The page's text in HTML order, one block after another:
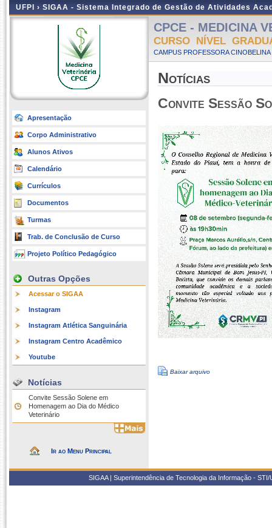
UFPI › SIGAA - Sistema Integrado de Gestão de Atividades
Apresentação
Corpo Administrativo
Alunos Ativos
Calendário
Currículos
Documentos
Turmas
Trab. de Conclusão de Curso
Projeto Político Pedagógico
Outras Opções
Acessar o SIGAA
Instagram
Instagram Atlética Sanguinária
Instagram Centro Acadêmico
Youtube
Notícias
Convite Sessão Solene em
Homenagem ao Dia do Médico
Veterinário
Ir ao Menu Principal
CPCE - MEDICINA
CURSO NÍVEL
CAMPUS PROFESSORA CINOBELINA
Notícias
Convite Sessão
Baixar arquivo
SIGAA | Superintendência de Tecnologia da Informação -